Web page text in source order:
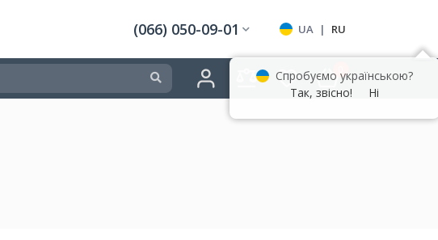
(066) 050-09-01 UA | RU
Спробуємо українською?
Так, звісно!
Ні